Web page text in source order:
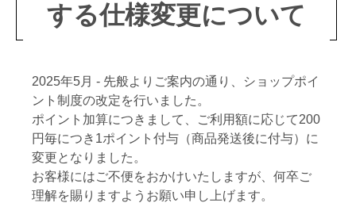
する仕様変更について
2025年5月 - 先般よりご案内の通り、ショップポイ
ント制度の改定を行いました。
ポイント加算につきまして、ご利用額に応じて200
円毎につき1ポイント付与（商品発送後に付与）に
変更となりました。
お客様にはご不便をおかけいたしますが、何卒ご
理解を賜りますようお願い申し上げます。